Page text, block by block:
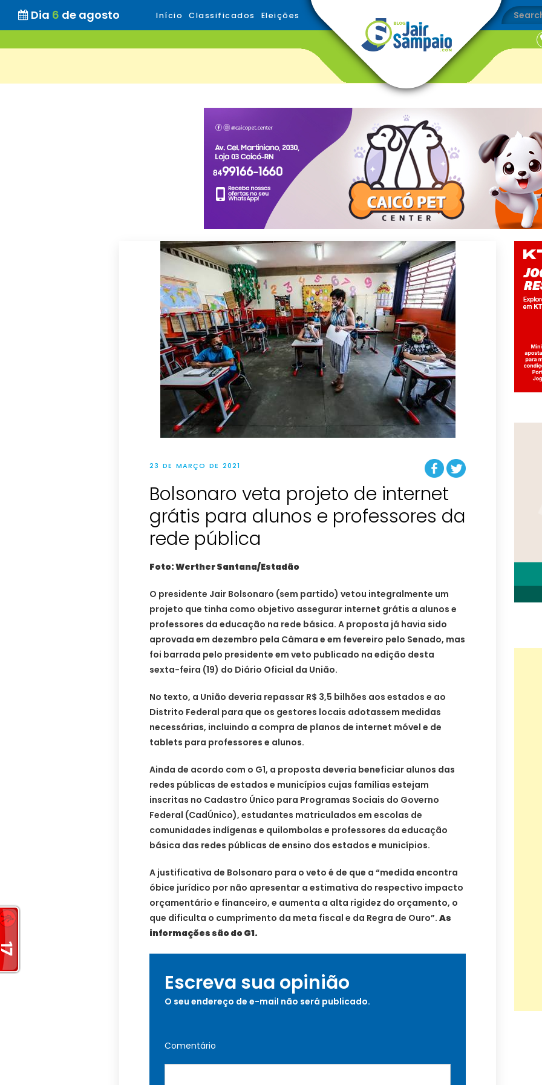
Dia 6 de agosto Início Classificados Eleições
23 DE MARÇO DE 2021
Bolsonaro veta projeto de internet
grátis para alunos e professores da
rede pública
Foto: Werther Santana/Estadão
O presidente Jair Bolsonaro (sem partido) vetou integralmente um
projeto que tinha como objetivo assegurar internet grátis a alunos e
professores da educação na rede básica. A proposta já havia sido
aprovada em dezembro pela Câmara e em fevereiro pelo Senado, mas
foi barrada pelo presidente em veto publicado na edição desta
sexta-feira (19) do Diário Oficial da União.
No texto, a União deveria repassar R$ 3,5 bilhões aos estados e ao
Distrito Federal para que os gestores locais adotassem medidas
necessárias, incluindo a compra de planos de internet móvel e de
tablets para professores e alunos.
Ainda de acordo com o G1, a proposta deveria beneficiar alunos das
redes públicas de estados e municípios cujas famílias estejam
inscritas no Cadastro Único para Programas Sociais do Governo
Federal (CadÚnico), estudantes matriculados em escolas de
comunidades indígenas e quilombolas e professores da educação
básica das redes públicas de ensino dos estados e municípios.
A justificativa de Bolsonaro para o veto é de que a “medida encontra
óbice jurídico por não apresentar a estimativa do respectivo impacto
orçamentário e financeiro, e aumenta a alta rigidez do orçamento, o
que dificulta o cumprimento da meta fiscal e da Regra de Ouro”. As
informações são do G1.
Escreva sua opinião
O seu endereço de e-mail não será publicado.
Comentário